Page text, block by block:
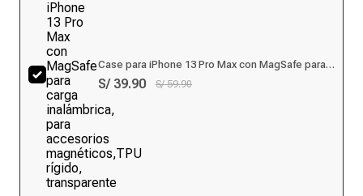
Case para iPhone 13 Pro Max con MagSafe para
carga inalámbrica, para accesorios
magnéticos,TPU rígido, transparente
S/ 39.90 S/ 59.90